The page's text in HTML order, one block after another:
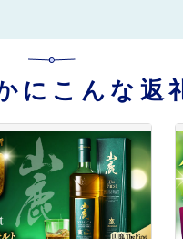
にこんな返